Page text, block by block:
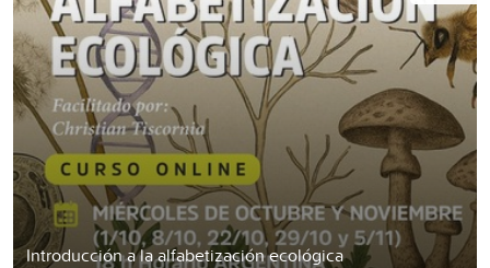
Introducción a la alfabetización ecológica